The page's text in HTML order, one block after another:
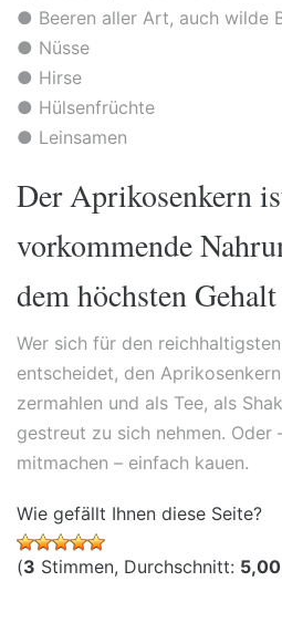
● Beeren aller Art, auch wilde
● Nüsse
● Hirse
● Hülsenfrüchte
● Leinsamen
Der Aprikosenkern
vorkommende
dem höchsten
Wer sich für den
entscheidet, den
zermahlen und als Tee, als
gestreut zu sich nehmen. Oder
mitmachen – einfach kauen.
Wie gefällt Ihnen diese Seite?
(3 Stimmen, Durchschnitt: 5,00